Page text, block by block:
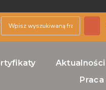
Aktualności
Praca